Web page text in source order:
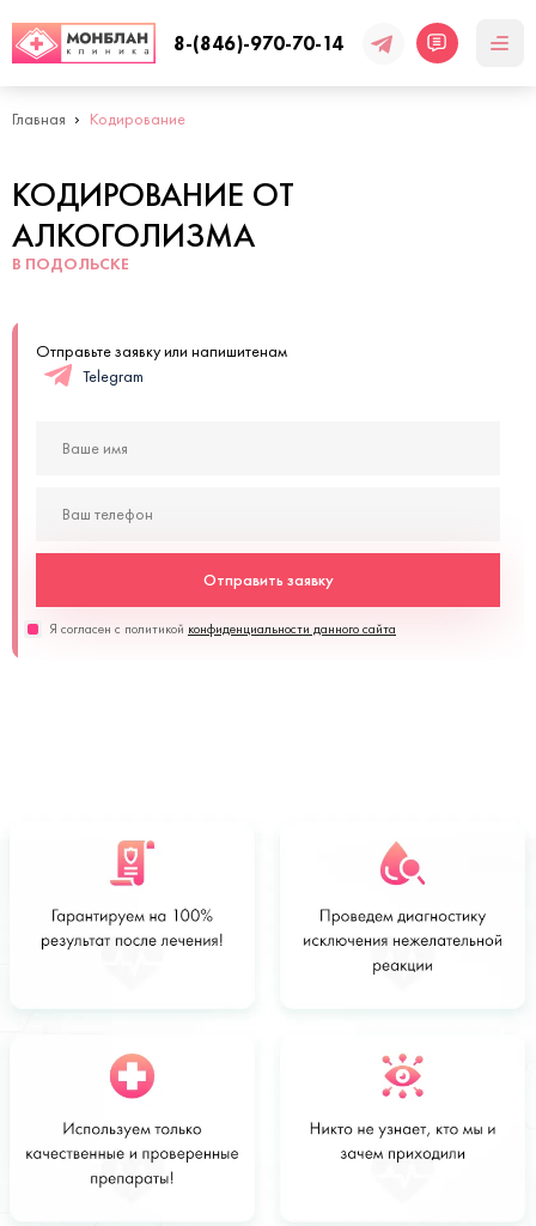
8-(846)-970-70-14
Главная Кодирование
КОДИРОВАНИЕ ОТ
АЛКОГОЛИЗМА
В ПОДОЛЬСКЕ
Отправьте заявку или напишитенам
Telegram
Отправить заявку
Я согласен с политикой конфиденциальности данного сайта
Стоимость
от 7000 руб
Заказать